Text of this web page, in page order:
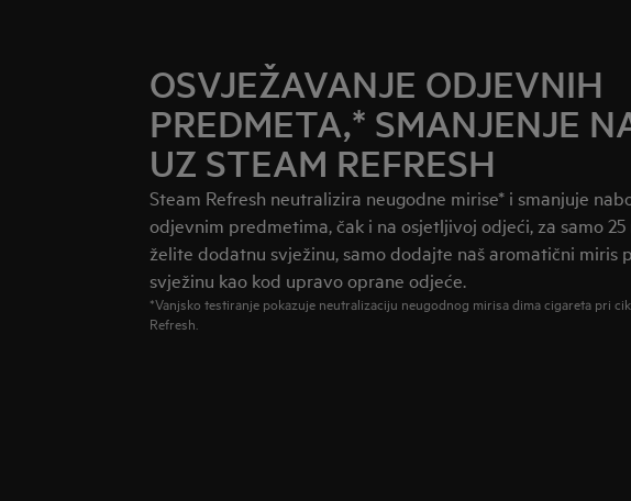
OSVJEŽAVANJE ODJEVNIH
PREDMETA,* SMANJENJE
UZ STEAM REFRESH
Steam Refresh neutralizira neugodne mirise* i smanjuje
odjevnim predmetima, čak i na osjetljivoj odjeći, za samo
želite dodatnu svježinu, samo dodajte naš aromatični miris
svježinu kao kod upravo oprane odjeće.
*Vanjsko testiranje pokazuje neutralizaciju neugodnog mirisa dima cigareta pri
Refresh.